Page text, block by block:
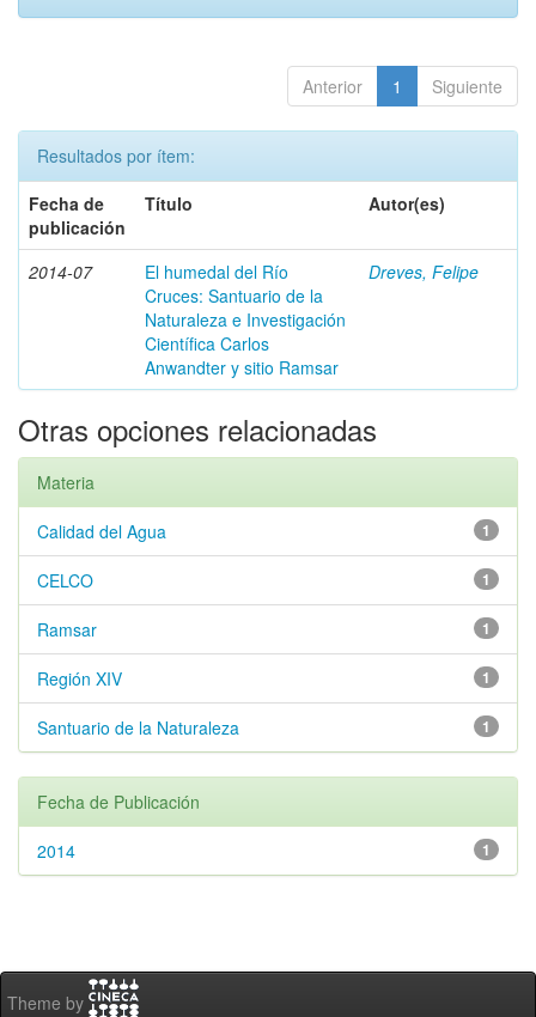
Anterior 1 Siguiente
Resultados por ítem:
Fecha de
publicación
Título Autor(es)
2014-07
El humedal del Río
Cruces: Santuario de la
Naturaleza e Investigación
Científica Carlos
Anwandter y sitio Ramsar
Dreves, Felipe
Otras opciones relacionadas
Materia
1
Calidad del Agua
1
CELCO
1
Ramsar
1
Región XIV
1
Santuario de la Naturaleza
Fecha de Publicación
1
2014
Theme by